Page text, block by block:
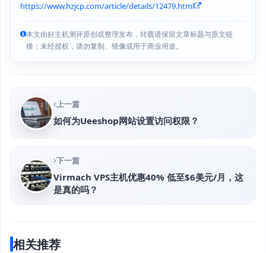
https://www.hzjcp.com/article/details/12479.html
本文由好主机测评原创或整理发布，转载请保留文章标题与原文链
接；未经授权，请勿复制、镜像或用于商业用途。
上一篇
如何为Ueeshop网站设置访问权限？
下一篇
Virmach VPS主机优惠40% 低至$6美元/月，这
是真的吗？
相关推荐